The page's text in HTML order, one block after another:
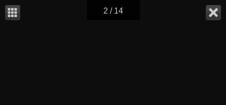
2 / 14